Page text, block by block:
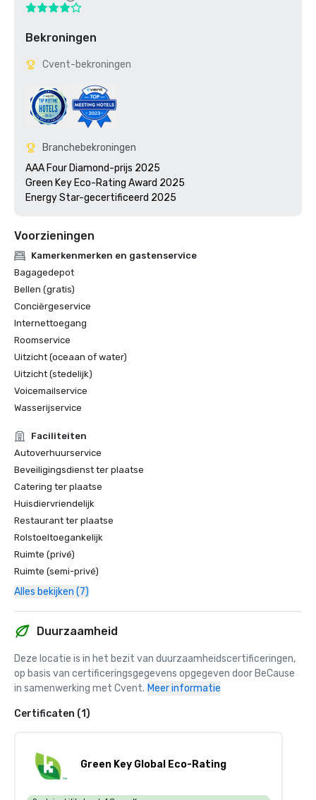
Bekroningen
Cvent-bekroningen
Branchebekroningen
AAA Four Diamond-prijs 2025
Green Key Eco-Rating Award 2025
Voorzieningen
Kamerkenmerken en gastenservice
Bagagedepot
Bellen (gratis)
Conciërgeservice
Internettoegang
Roomservice
Uitzicht (oceaan of water)
Uitzicht (stedelijk)
Voicemailservice
Wasserijservice
Faciliteiten
Autoverhuurservice
Beveiligingsdienst ter plaatse
Catering ter plaatse
Huisdiervriendelijk
Restaurant ter plaatse
Rolstoeltoegankelijk
Ruimte (privé)
Ruimte (semi-privé)
Alles bekijken (7)
Duurzaamheid
Deze locatie is in het bezit van duurzaamheidscertificeringen,
op basis van certificeringsgegevens opgegeven door BeCause
in samenwerking met Cvent. Meer informatie
Certificaten (1)
Green Key Global Eco-Rating